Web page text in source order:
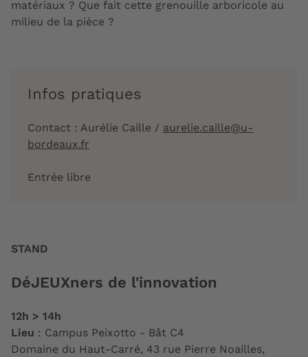
matériaux ? Que fait cette grenouille arboricole au
milieu de la pièce ?
Infos pratiques
Contact : Aurélie Caille / aurelie.caille@u-
bordeaux.fr
Entrée libre
STAND
DéJEUXners de l'innovation
12h > 14h
Lieu : Campus Peixotto - Bât C4
Domaine du Haut-Carré, 43 rue Pierre Noailles,